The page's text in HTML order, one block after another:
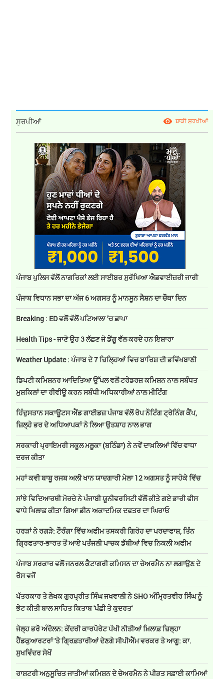
ਸੁਰਖੀਆਂ ਬਾਕੀ ਸੁਰਖੀਆਂ
ਪੰਜਾਬ ਪੁਲਿਸ ਵੱਲੋਂ ਨਾਗਰਿਕਾਂ ਲਈ ਸਾਈਬਰ ਸੁਰੱਖਿਆ ਐਡਵਾਈਜ਼ਰੀ ਜਾਰੀ
ਪੰਜਾਬ ਵਿਧਾਨ ਸਭਾ ਦਾ ਅੱਜ 6 ਅਗਸਤ ਨੂੰ ਮਾਨਸੂਨ ਸੈਸ਼ਨ ਦਾ ਚੌਥਾ ਦਿਨ
Breaking : ED ਵਲੋਂ ਵੱਲੋਂ ਪਟਿਆਲਾ ’ਚ ਛਾਪਾ
Health Tips - ਜਾਣੋ ਉਹ 3 ਲੱਛਣ ਜੋ ਡੇਂਗੂ ਵੱਲ ਕਰਦੇ ਹਨ ਇਸ਼ਾਰਾ
Weather Update : ਪੰਜਾਬ ਦੇ 7 ਜ਼ਿਲ੍ਹਿਆਂ ਵਿਚ ਬਾਰਿਸ਼ ਦੀ ਭਵਿੱਖਬਾਣੀ
ਡਿਪਟੀ ਕਮਿਸ਼ਨਰ ਆਦਿਤਿਆ ਉੱਪਲ ਵਲੋਂ ਟਰੇਡਰਜ਼ ਕਮਿਸ਼ਨ ਨਾਲ ਸਬੰਧਤ
ਮੁਸ਼ਕਿਲਾਂ ਦਾ ਰੀਵੀਊ ਕਰਨ ਸਬੰਧੀ ਅਧਿਕਾਰੀਆਂ ਨਾਲ ਮੀਟਿੰਗ
ਹਿੰਦੁਸਤਾਨ ਸਕਾਊਟਸ ਐਂਡ ਗਾਈਡਜ਼ ਪੰਜਾਬ ਵੱਲੋਂ ਰੋਪ ਨੌਟਿੰਗ ਟ੍ਰੇਨਿੰਗ ਕੈਂਪ,
ਜ਼ਿਲ੍ਹੇ ਭਰ ਦੇ ਅਧਿਆਪਕਾਂ ਨੇ ਲਿਆ ਉਤਸ਼ਾਹ ਨਾਲ ਭਾਗ
ਸਰਕਾਰੀ ਪ੍ਰਾਇਮਰੀ ਸਕੂਲ ਮਲੂਕਾ (ਬਠਿੰਡਾ) ਨੇ ਨਵੇਂ ਦਾਖ਼ਲਿਆਂ ਵਿੱਚ ਵਾਧਾ
ਦਰਜ ਕੀਤਾ
ਮਹਾਂ ਕਵੀ ਬਾਬੂ ਰਜਬ ਅਲੀ ਖਾਨ ਯਾਦਗਾਰੀ ਮੇਲਾ 12 ਅਗਸਤ ਨੂੰ ਸਾਹੋਕੇ ਵਿੱਚ
ਸਾਂਝੇ ਵਿਦਿਆਰਥੀ ਮੋਰਚੇ ਨੇ ਪੰਜਾਬੀ ਯੂਨੀਵਰਸਿਟੀ ਵੱਲੋਂ ਕੀਤੇ ਗਏ ਭਾਰੀ ਫੀਸ
ਵਾਧੇ ਖਿਲਾਫ਼ ਕੀਤਾ ਗਿਆ ਡੀਨ ਅਕਾਦਮਿਕ ਦਫਤਰ ਦਾ ਘਿਰਾਓ
ਹਰੜਾਂ ਨੇ ਰਗੜੇ: ਟੌਰੰਗਾ ਵਿੱਚ ਅਫੀਮ ਤਸਕਰੀ ਗਿਰੋਹ ਦਾ ਪਰਦਾਫਾਸ਼, ਤਿੰਨ
ਗ੍ਰਿਫਤਾਰ-ਭਾਰਤ ਤੋਂ ਆਏ ਪਤੰਜਲੀ ਪਾਚਕ ਡੱਬੀਆਂ ਵਿਚ ਨਿਕਲੀ ਅਫੀਮ
ਪੰਜਾਬ ਸਰਕਾਰ ਵਲੋਂ ਜਨਰਲ ਕੈਟਾਗਰੀ ਕਮਿਸਨ ਦਾ ਚੇਅਰਮੈਨ ਨਾ ਲਗਾਉਣ ਦੇ
ਰੋਸ ਵਜੋਂ
ਪੱਤਰਕਾਰ ਤੇ ਲੇਖਕ ਗੁਰਪ੍ਰੀਤ ਸਿੰਘ ਜਖਵਾਲੀ ਨੇ SHO ਅੰਮ੍ਰਿਤਵੀਰ ਸਿੰਘ ਨੂੰ
ਭੇਟ ਕੀਤੀ ਬਾਲ ਸਾਹਿਤ ਕਿਤਾਬ 'ਪੰਛੀ ਤੇ ਕੁਦਰਤ'
ਜੇਲ੍ਹ ਭਰੋ ਅੰਦੋਲਨ: ਕੇਂਦਰੀ ਕਾਰਪੋਰੇਟ ਪੱਖੀ ਨੀਤੀਆਂ ਖ਼ਿਲਾਫ਼ ਜ਼ਿਲ੍ਹਾ
ਹੈੱਡਕੁਆਰਟਰਾਂ 'ਤੇ ਗ੍ਰਿਫ਼ਤਾਰੀਆਂ ਦੇਣਗੇ ਸੀਪੀਐੱਮ ਵਰਕਰ ਤੇ ਆਗੂ: ਕਾ.
ਸੁਖਵਿੰਦਰ ਸੇਖੋਂ
ਰਾਸ਼ਟਰੀ ਅਨੁਸੂਚਿਤ ਜਾਤੀਆਂ ਕਮਿਸ਼ਨ ਦੇ ਚੇਅਰਮੈਨ ਨੇ ਪੀੜਤ ਸਫ਼ਾਈ ਕਾਮਿਆਂ